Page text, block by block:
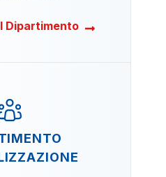
Dipartimento